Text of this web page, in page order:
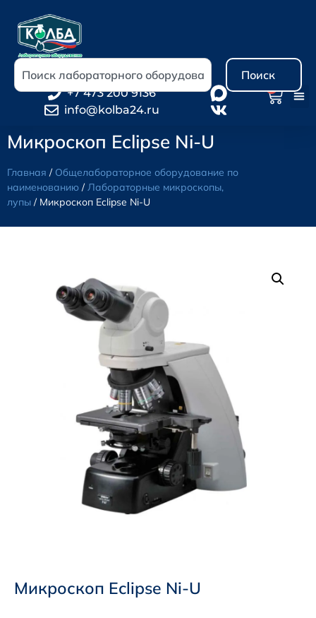
Поиск
+7 473 200 9136
info@kolba24.ru
Микроскоп Eclipse Ni-U
Главная / Общелабораторное оборудование по
наименованию /Лабораторные микроскопы,
лупы / Микроскоп Eclipse Ni-U
Микроскоп Eclipse Ni-U